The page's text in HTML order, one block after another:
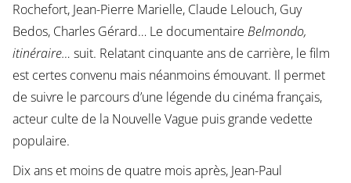
Rochefort, Jean-Pierre Marielle, Claude Lelouch, Guy
Bedos, Charles Gérard… Le documentaire Belmondo,
itinéraire… suit. Relatant cinquante ans de carrière, le film
est certes convenu mais néanmoins émouvant. Il permet
de suivre le parcours d’une légende du cinéma français,
acteur culte de la Nouvelle Vague puis grande vedette
populaire.
Dix ans et moins de quatre mois après, Jean-Paul